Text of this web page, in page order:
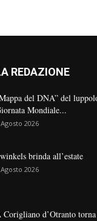
REDAZIONE
del DNA” del
Mondiale...
2026
brinda all’estate
2026
Corigliano d’Otranto